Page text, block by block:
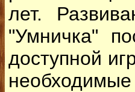
лет.
"Умничка"
доступной